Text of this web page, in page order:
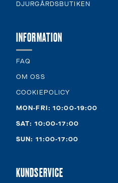
DJURGÅRDSBUTIKEN
INFORMATION
FAQ
OM OSS
COOKIEPOLICY
MON-FRI: 10:00-19:00
SAT: 10:00-17:00
SUN: 11:00-17:00
KUNDSERVICE